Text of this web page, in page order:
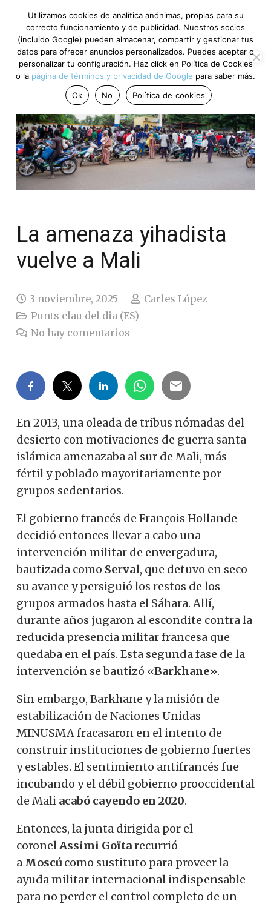
La amenaza yihadista
vuelve a Mali
3 noviembre, 2025
Carles López
Punts clau del dia (ES)
No hay comentarios
En 2013, una oleada de tribus nómadas del
desierto con motivaciones de guerra santa
islámica amenazaba al sur de Mali, más
fértil y poblado mayoritariamente por
grupos sedentarios.
El gobierno francés de François Hollande
decidió entonces llevar a cabo una
intervención militar de envergadura,
bautizada como Serval, que detuvo en seco
su avance y persiguió los restos de los
grupos armados hasta el Sáhara. Allí,
durante años jugaron al escondite contra la
reducida presencia militar francesa que
quedaba en el país. Esta segunda fase de la
intervención se bautizó «Barkhane».
Sin embargo, Barkhane y la misión de
estabilización de Naciones Unidas
MINUSMA fracasaron en el intento de
construir instituciones de gobierno fuertes
y estables. El sentimiento antifrancés fue
incubando y el débil gobierno prooccidental
de Mali acabó cayendo en 2020.
Entonces, la junta dirigida por el
coronelAssimi Goïtarecurrió
a Moscú como sustituto para proveer la
ayuda militar internacional indispensable
para no perder el control completo de un
Utilizamos cookies de analítica anónimas, propias para su
correcto funcionamiento y de publicidad. Nuestros socios
(incluido Google) pueden almacenar, compartir y gestionar tus
datos para ofrecer anuncios personalizados. Puedes aceptar o
personalizar tu configuración. Haz click en Política de Cookies
o la página de términos y privacidad de Google para saber más.
Ok
No Política de cookies